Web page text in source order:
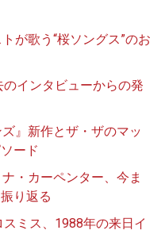
が歌う“桜ソングス”のお
インタビューからの発
』新作とザ・ザのマッ
ード
・カーペンター、今ま
り返る
ミス、1988年の来日イ